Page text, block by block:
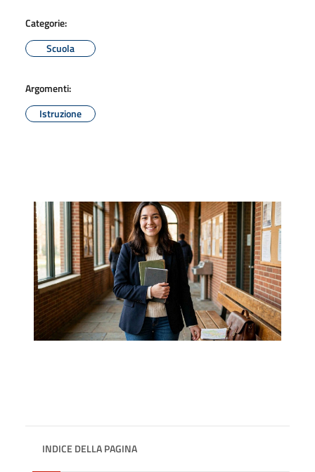
Categorie:
Scuola
Argomenti:
Istruzione
INDICE DELLA PAGINA